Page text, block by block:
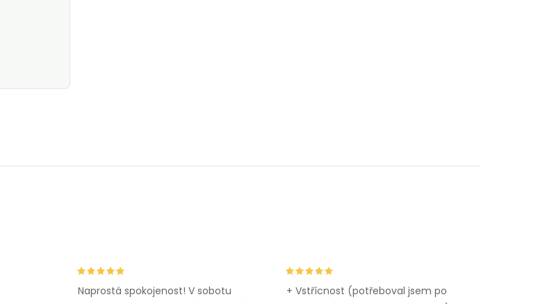
Naprostá spokojenost! V sobotu
+ Vstřícnost (potřeboval jsem po